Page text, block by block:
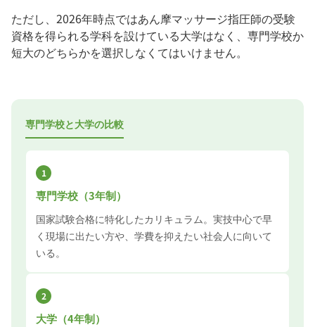
ただし、2026年時点ではあん摩マッサージ指圧師の受験
資格を得られる学科を設けている大学はなく、専門学校か
短大のどちらかを選択しなくてはいけません。
専門学校と大学の比較
1
専門学校（3年制）
国家試験合格に特化したカリキュラム。実技中心で早
く現場に出たい方や、学費を抑えたい社会人に向いて
いる。
2
大学（4年制）